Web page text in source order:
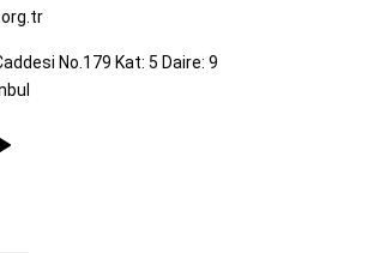
No.179 Kat: 5 Daire: 9